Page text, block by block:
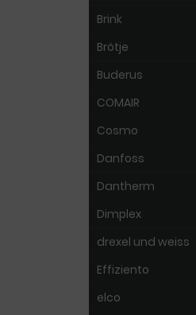
Brink
Brötje
Buderus
COMAIR
Cosmo
Danfoss
Dantherm
Dimplex
drexel und weiss
Effiziento
elco